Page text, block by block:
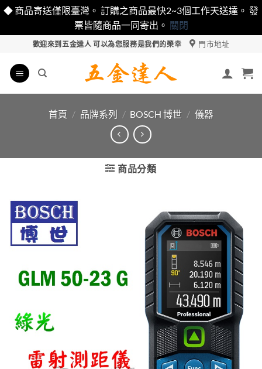
◆ 商品寄送僅限臺灣。 訂購之商品最快2~3個工作天送達。 發
票皆隨商品一同寄出。 關閉
content
歡迎來到五金達人 可以為您服務是我們的榮幸 門市地址
首頁 / 品牌系列 / BOSCH 博世 / 儀器
商品分類